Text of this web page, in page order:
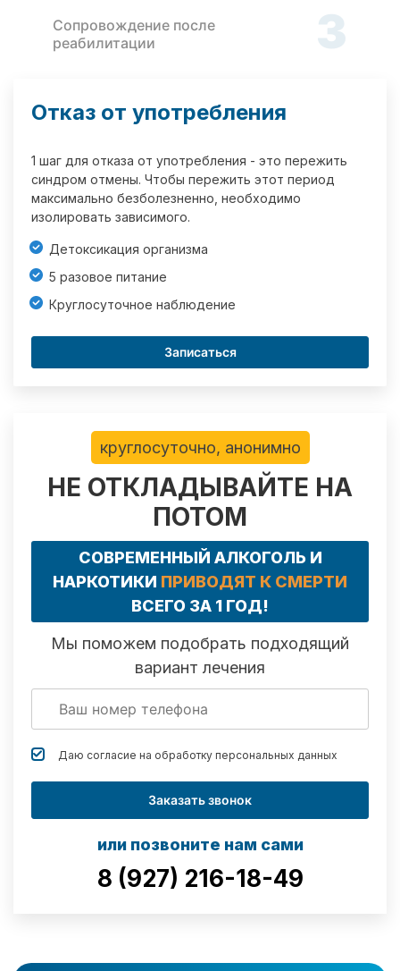
Сопровождение после
реабилитации
3
Отказ от употребления
1 шаг для отказа от употребления - это пережить
синдром отмены. Чтобы пережить этот период
максимально безболезненно, необходимо
изолировать зависимого.
Детоксикация организма
5 разовое питание
Круглосуточное наблюдение
Записаться
круглосуточно, анонимно
НЕ ОТКЛАДЫВАЙТЕ НА
ПОТОМ
СОВРЕМЕННЫЙ АЛКОГОЛЬ И
НАРКОТИКИ ПРИВОДЯТ К СМЕРТИ
ВСЕГО ЗА 1 ГОД!
Мы поможем подобрать подходящий
вариант лечения
Даю согласие на обработку персональных данных
Заказать звонок
или позвоните нам сами
8 (927) 216-18-49